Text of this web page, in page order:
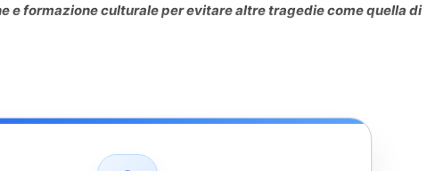
e formazione culturale per evitare altre tragedie come quella di